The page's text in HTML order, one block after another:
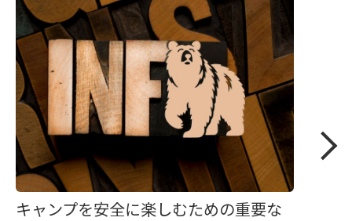
キャンプを安全に楽しむための重要な